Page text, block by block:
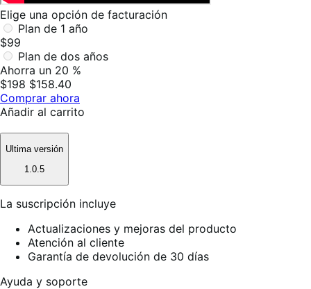
Elige una opción de facturación
Plan de 1 año
$99
Plan de dos años
Ahorra un 20 %
$198 $158.40
Comprar ahora
Añadir al carrito
Ultima versión
1.0.5
La suscripción incluye
Actualizaciones y mejoras del producto
Atención al cliente
Garantía de devolución de 30 días
Ayuda y soporte